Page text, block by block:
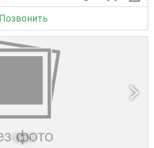
Позвонить
1 из 1